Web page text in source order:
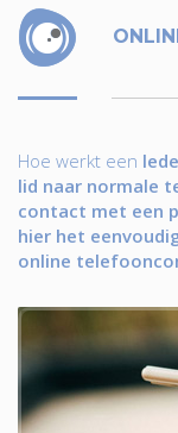
Hoe werkt een
lid naar normale
contact met een
hier het
online